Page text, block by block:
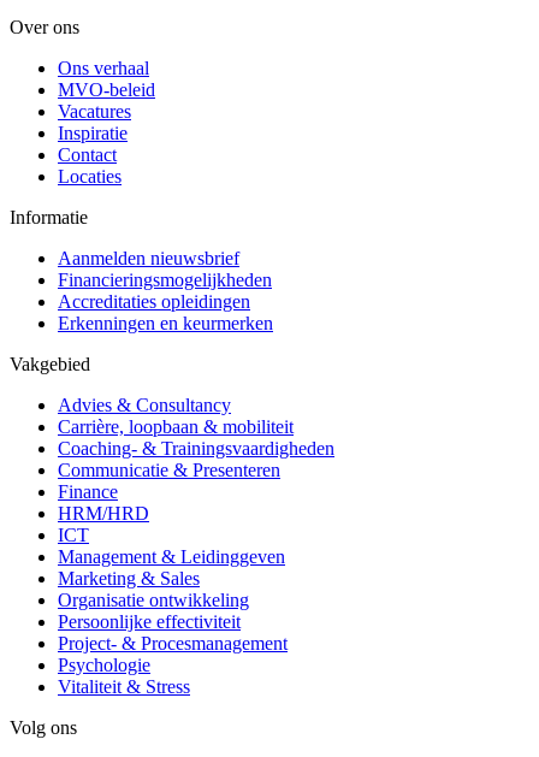
Over ons
Ons verhaal
MVO-beleid
Vacatures
Inspiratie
Contact
Locaties
Informatie
Aanmelden nieuwsbrief
Financieringsmogelijkheden
Accreditaties opleidingen
Erkenningen en keurmerken
Vakgebied
Advies & Consultancy
Carrière, loopbaan & mobiliteit
Coaching- & Trainingsvaardigheden
Communicatie & Presenteren
Finance
HRM/HRD
ICT
Management & Leidinggeven
Marketing & Sales
Organisatie ontwikkeling
Persoonlijke effectiviteit
Project- & Procesmanagement
Psychologie
Vitaliteit & Stress
Volg ons